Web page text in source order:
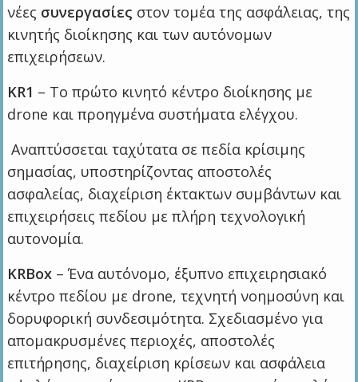
νέες συνεργασίες στον τομέα της ασφάλειας, της
κινητής διοίκησης και των αυτόνομων
επιχειρήσεων.
KR1 – Το πρώτο κινητό κέντρο διοίκησης με
drone και προηγμένα συστήματα ελέγχου.
Aναπτύσσεται ταχύτατα σε πεδία κρίσιμης
σημασίας, υποστηρίζοντας αποστολές
ασφαλείας, διαχείριση έκτακτων συμβάντων και
επιχειρήσεις πεδίου με πλήρη τεχνολογική
αυτονομία.
KRBox – Ένα αυτόνομο, έξυπνο επιχειρησιακό
κέντρο πεδίου με drone, τεχνητή νοημοσύνη και
δορυφορική συνδεσιμότητα. Σχεδιασμένο για
απομακρυσμένες περιοχές, αποστολές
επιτήρησης, διαχείριση κρίσεων και ασφάλεια